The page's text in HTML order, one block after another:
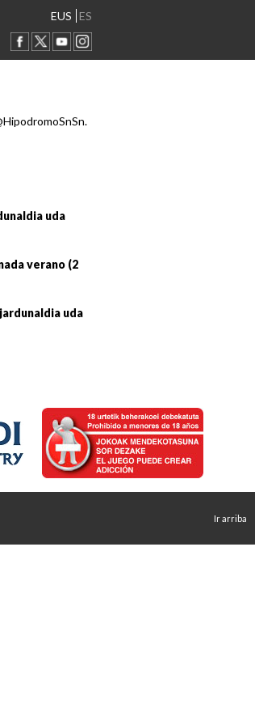
EUS ES
uda
verano (2
uda
Ir arriba